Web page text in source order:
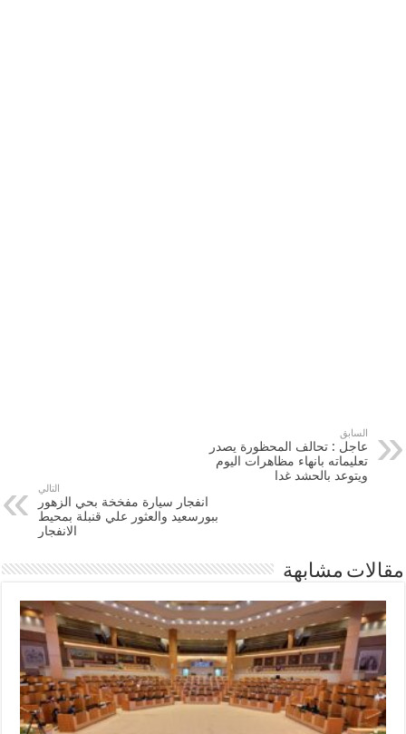
السابق
عاجل : تحالف المحظورة يصدر
تعليماته بانهاء مظاهرات اليوم
ويتوعد بالحشد غدا
التالي
انفجار سيارة مفخخة بحي الزهور
ببورسعيد والعثور علي قنبلة بمحيط
الانفجار
مقالات مشابهة